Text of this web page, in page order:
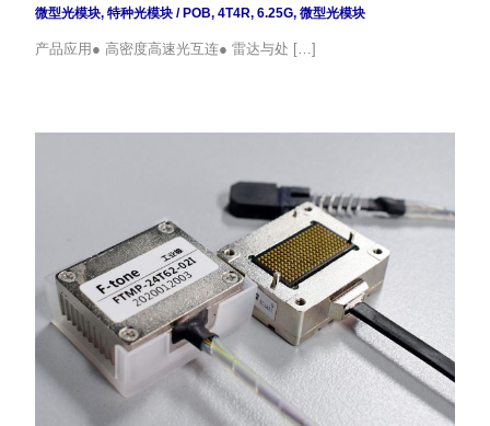
微型光模块, 特种光模块/ POB, 4T4R, 6.25G, 微型光模块
产品应用● 高密度高速光互连● 雷达与处 […]